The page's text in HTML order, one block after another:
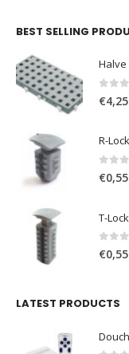
BEST SELLING
Halve
0
€4,25
R-
0
€0,55
T-
0
€0,55
LATEST PRODUCTS